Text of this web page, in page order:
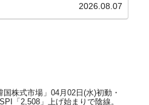
にして不良債権の買い取りを行い、分割償還
2026.08.07
国株式市場」04月02日(水)初動・
「2,508」上げ始まりで陰線。